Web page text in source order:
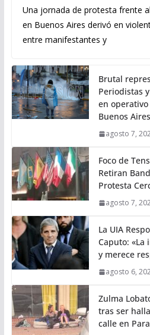
Una jornada de protesta frente
en Buenos Aires derivó en
entre manifestantes y
Brutal
Periodistas
en
Buenos Aires
agosto 7,
Foco de
Retiran
Protesta
agosto 7,
La UIA
Caputo: «La
y merece
agosto 6,
Zulma
tras ser
calle en